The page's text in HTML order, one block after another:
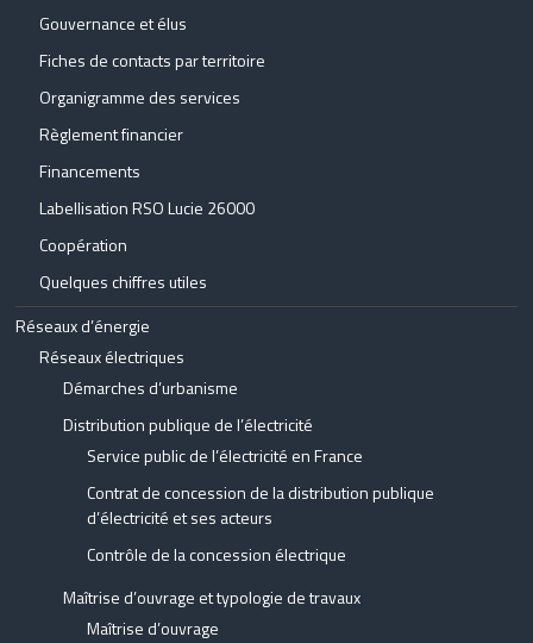
Gouvernance et élus
Fiches de contacts par territoire
Organigramme des services
Règlement financier
Financements
Labellisation RSO Lucie 26000
Coopération
Quelques chiffres utiles
Réseaux d’énergie
Réseaux électriques
Démarches d’urbanisme
Distribution publique de l’électricité
Service public de l’électricité en France
Contrat de concession de la distribution publique
d’électricité et ses acteurs
Contrôle de la concession électrique
Maîtrise d’ouvrage et typologie de travaux
Maîtrise d’ouvrage